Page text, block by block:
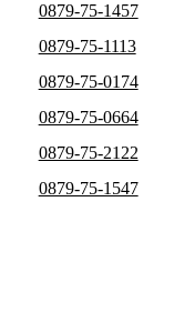
0879-75-1457
0879-75-1113
0879-75-0174
0879-75-0664
0879-75-2122
0879-75-1547